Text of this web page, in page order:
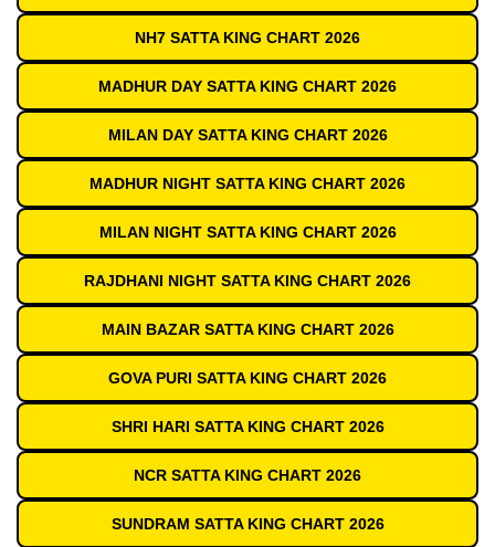
NH7 SATTA KING CHART 2026
MADHUR DAY SATTA KING CHART 2026
MILAN DAY SATTA KING CHART 2026
MADHUR NIGHT SATTA KING CHART 2026
MILAN NIGHT SATTA KING CHART 2026
RAJDHANI NIGHT SATTA KING CHART 2026
MAIN BAZAR SATTA KING CHART 2026
GOVA PURI SATTA KING CHART 2026
SHRI HARI SATTA KING CHART 2026
NCR SATTA KING CHART 2026
SUNDRAM SATTA KING CHART 2026